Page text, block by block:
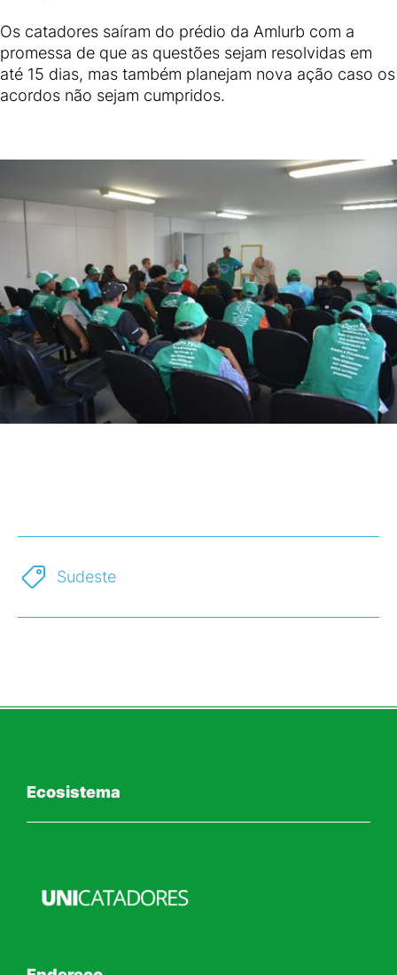
Os catadores saíram do prédio da Amlurb com a
promessa de que as questões sejam resolvidas em
até 15 dias, mas também planejam nova ação caso os
acordos não sejam cumpridos.
Sudeste
Ecosistema